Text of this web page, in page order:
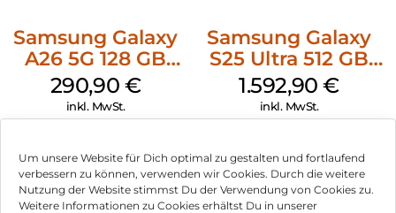
Um unsere Website für Dich optimal zu gestalten und fortlaufend
verbessern zu können, verwenden wir Cookies. Durch die weitere
Nutzung der Website stimmst Du der Verwendung von Cookies zu.
Weitere Informationen zu Cookies erhältst Du in unserer
Samsung Galaxy
A26 5G 128 GB
White
290,90 €
inkl. MwSt.
Samsung Galaxy
S25 Ultra 512 GB
Titanium Silverblue
1.592,90€
inkl. MwSt.
Nothing Phone
(3a) 256 GB
Black
378,90€
Crosscall Stellar-M6
128 GB Schwarz
407,90€